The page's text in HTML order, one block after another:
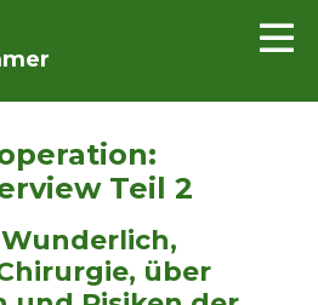
Teil 2
über